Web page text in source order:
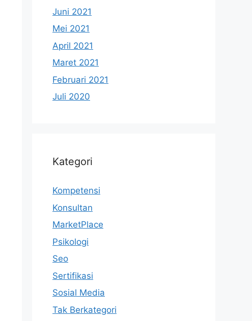
Juni 2021
Mei 2021
April 2021
Maret 2021
Februari 2021
Juli 2020
Kategori
Kompetensi
Konsultan
MarketPlace
Psikologi
Seo
Sertifikasi
Sosial Media
Tak Berkategori